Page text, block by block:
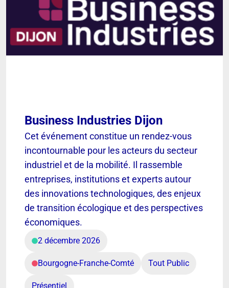
Business Industries Dijon
Cet événement constitue un rendez-vous
incontournable pour les acteurs du secteur
industriel et de la mobilité. Il rassemble
entreprises, institutions et experts autour
des innovations technologiques, des enjeux
de transition écologique et des perspectives
économiques.
2 décembre 2026
Bourgogne-Franche-Comté Tout Public
Présentiel